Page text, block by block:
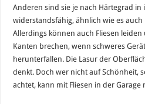
Anderen sind sie je nach Härtegrad
widerstandsfähig, ähnlich wie es auch
Allerdings können auch Fliesen
Kanten brechen, wenn schweres
herunterfallen. Die Lasur der
denkt. Doch wer nicht auf Schönheit,
achtet, kann mit Fliesen in der